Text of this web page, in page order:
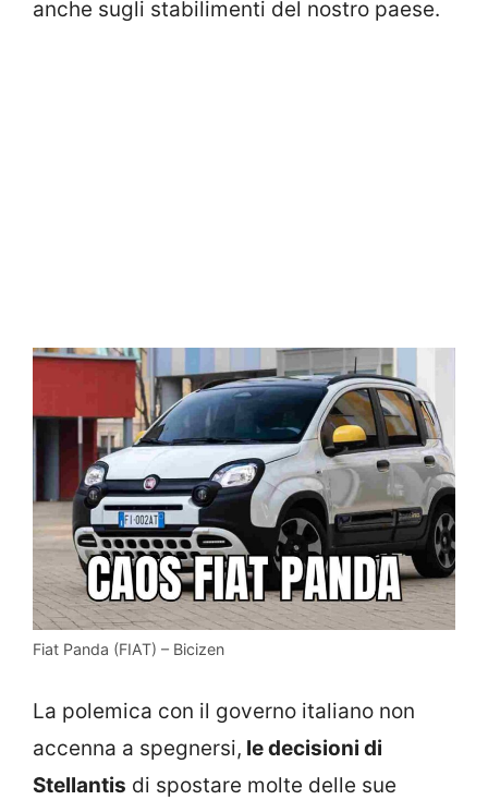
anche sugli stabilimenti del nostro paese.
Fiat Panda (FIAT) – Bicizen
La polemica con il governo italiano non
accenna a spegnersi, le decisioni di
Stellantis di spostare molte delle sue